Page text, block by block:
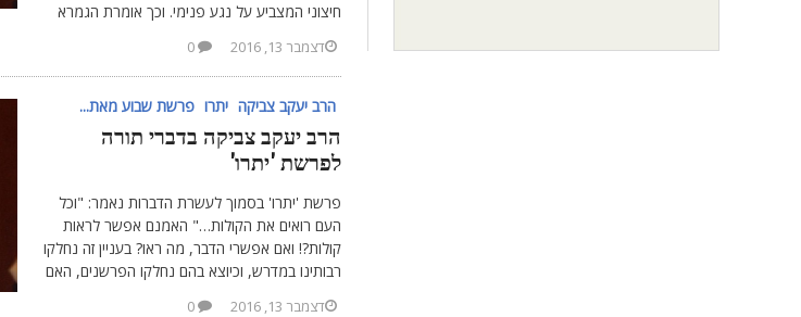
חיצוני המצביע על נגע פנימי. וכך אומרת הגמרא
דצמבר 13, 2016
הרב יעקב צביקה יתרו פרשת שבוע מאת...
הרב יעקב צביקה בדברי תורה
לפרשת 'יתרו'
פרשת 'יתרו' בסמוך לעשרת הדברות נאמר: "וכל
העם רואים את הקולות…" האמנם אפשר לראות
קולות?! ואם אפשרי הדבר, מה ראו? בעניין זה נחלקו
רבותינו במדרש, וכיוצא בהם נחלקו הפרשנים, האם
דצמבר 13, 2016